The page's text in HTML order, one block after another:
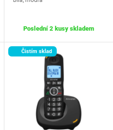
Poslední 2 kusy skladem
Čistím sklad